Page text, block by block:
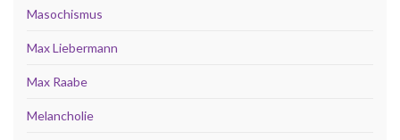
Masochismus
Max Liebermann
Max Raabe
Melancholie